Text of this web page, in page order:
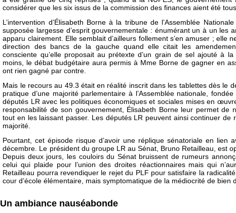
considérer que les six issus de la commission des finances aient été
L’intervention d’Élisabeth Borne à la tribune de l’Assemblée
supposée largesse d’esprit gouvernementale : énumérant un à un les
apparu clairement. Elle semblait d’ailleurs follement s’en amuser ; elle
direction des bancs de la gauche quand elle citait les
consciente qu’elle proposait au prétexte d’un grain de sel ajouté à
moins, le débat budgétaire aura permis à Mme Borne de gagner en
ont rien gagné par contre.
Mais le recours au 49.3 était en réalité inscrit dans les tablettes dès le
pratique d’une majorité parlementaire à l’Assemblée nationale,
députés LR avec les politiques économiques et sociales mises en
responsabilité de son gouvernement, Élisabeth Borne leur permet
tout en les laissant passer. Les députés LR peuvent ainsi continuer
majorité.
Pourtant, cet épisode risque d’avoir une réplique sénatoriale en lien
décembre. Le président du groupe LR au Sénat, Bruno Retailleau, est
Depuis deux jours, les couloirs du Sénat bruissent de rumeurs
celui qui plaide pour l’union des droites réactionnaires mais qui
Retailleau pourra revendiquer le rejet du PLF pour satisfaire la
cour d’école élémentaire, mais symptomatique de la médiocrité de bien
Un ambiance nauséabonde